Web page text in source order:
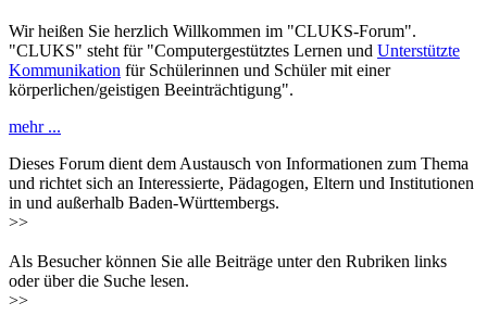
Wir heißen Sie herzlich Willkommen im "CLUKS-Forum".
"CLUKS" steht für "Computergestütztes Lernen und Unterstützte
Kommunikation für Schülerinnen und Schüler mit einer
körperlichen/geistigen Beeinträchtigung".
mehr ...
Dieses Forum dient dem Austausch von Informationen zum Thema
und richtet sich an Interessierte, Pädagogen, Eltern und Institutionen
in und außerhalb Baden-Württembergs.
>>
Als Besucher können Sie alle Beiträge unter den Rubriken links
oder über die Suche lesen.
>>